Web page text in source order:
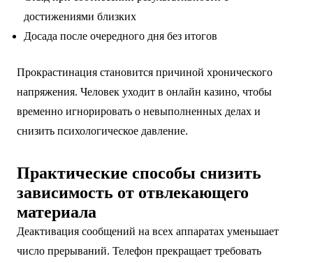
достижениями близких
Досада после очередного дня без итогов
Прокрастинация становится причиной хронического
напряжения. Человек уходит в онлайн казино, чтобы
временно игнорировать о невыполненных делах и
снизить психологическое давление.
Практические способы снизить
зависимость от отвлекающего
материала
Деактивация сообщений на всех аппаратах уменьшает
число прерываний. Телефон прекращает требовать